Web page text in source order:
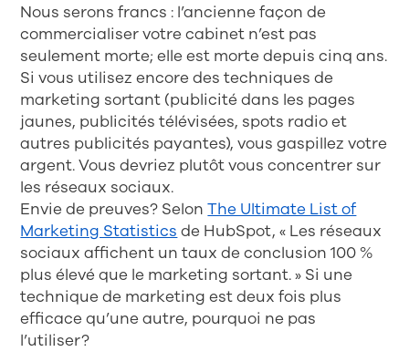
Nous serons francs : l’ancienne façon de
commercialiser votre cabinet n’est pas
seulement morte; elle est morte depuis cinq ans.
Si vous utilisez encore des techniques de
marketing sortant (publicité dans les pages
jaunes, publicités télévisées, spots radio et
autres publicités payantes), vous gaspillez votre
argent. Vous devriez plutôt vous concentrer sur
les réseaux sociaux.
Envie de preuves? SelonThe Ultimate List of
Marketing Statistics de HubSpot, « Les réseaux
sociaux affichent un taux de conclusion 100 %
plus élevé que le marketing sortant. » Si une
technique de marketing est deux fois plus
efficace qu’une autre, pourquoi ne pas
l’utiliser?